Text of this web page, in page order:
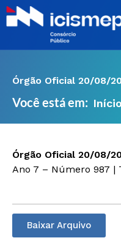
Ir
para
Órgão Oficial 20/08/
Você está em: Início
Órgão Oficial 20/08/
Ano 7 – Número 987 |
Baixar Arquivo